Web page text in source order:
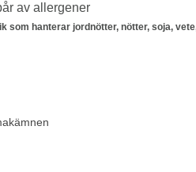
av allergener
som hanterar jordnötter, nötter, soja,